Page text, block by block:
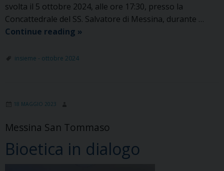
svolta il 5 ottobre 2024, alle ore 17:30, presso la
Concattedrale del SS. Salvatore di Messina, durante …
Continue reading 11
hanno
Messina
nella
concattedrale
»
insieme - ottobre 2024
18 MAGGIO 2023
Messina San Tommaso
Bioetica in dialogo